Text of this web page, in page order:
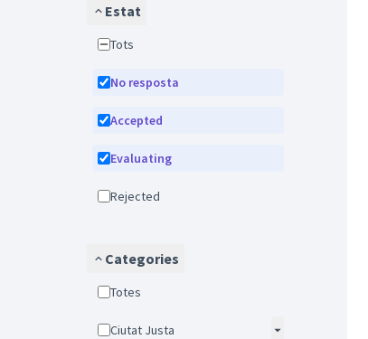
Estat
Tots
No resposta
Accepted
Evaluating
Rejected
Categories
Totes
Ciutat Justa